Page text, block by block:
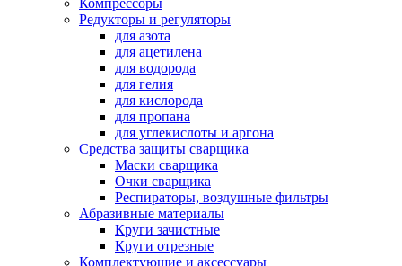
Компрессоры
Редукторы и регуляторы
для азота
для ацетилена
для водорода
для гелия
для кислорода
для пропана
для углекислоты и аргона
Средства защиты сварщика
Маски сварщика
Очки сварщика
Респираторы, воздушные фильтры
Абразивные материалы
Круги зачистные
Круги отрезные
Комплектующие и аксессуары